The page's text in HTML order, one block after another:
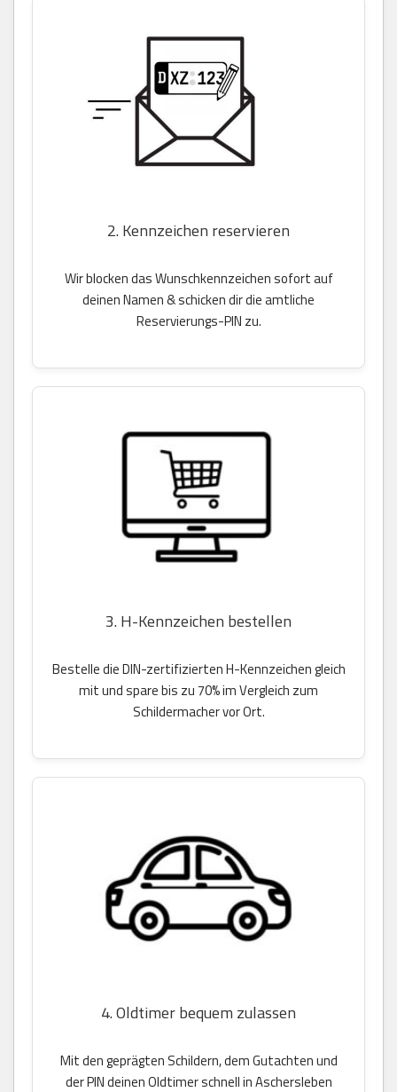
2. Kennzeichen reservieren
Wir blocken das Wunschkennzeichen sofort auf
deinen Namen & schicken dir die amtliche
Reservierungs-PIN zu.
3. H-Kennzeichen bestellen
Bestelle die DIN-zertifizierten H-Kennzeichen gleich
mit und spare bis zu 70% im Vergleich zum
Schildermacher vor Ort.
4. Oldtimer bequem zulassen
Mit den geprägten Schildern, dem Gutachten und
der PIN deinen Oldtimer schnell in Aschersleben